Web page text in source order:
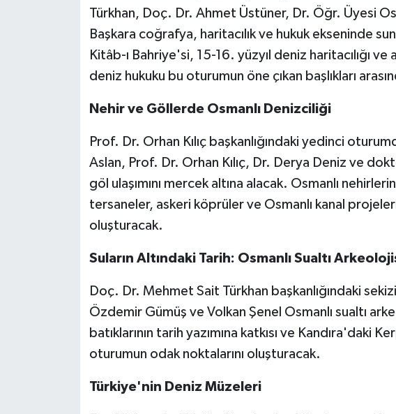
Türkhan, Doç. Dr. Ahmet Üstüner, Dr. Öğr. Üyesi
Başkara coğrafya, haritacılık ve hukuk ekseninde
Kitâb-ı Bahriye'si, 15-16. yüzyıl deniz haritacılığı ve
deniz hukuku bu oturumun öne çıkan başlıkları
Nehir ve Göllerde Osmanlı Denizciliği
Prof. Dr. Orhan Kılıç başkanlığındaki yedinci
Aslan, Prof. Dr. Orhan Kılıç, Dr. Derya Deniz ve
göl ulaşımını mercek altına alacak. Osmanlı
tersaneler, askeri köprüler ve Osmanlı kanal
oluşturacak.
Suların Altındaki Tarih: Osmanlı Sualtı
Doç. Dr. Mehmet Sait Türkhan başkanlığındaki
Özdemir Gümüş ve Volkan Şenel Osmanlı sualtı
batıklarının tarih yazımına katkısı ve Kandıra'daki
oturumun odak noktalarını oluşturacak.
Türkiye'nin Deniz Müzeleri